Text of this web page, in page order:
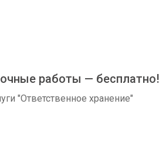
работы — бесплатно!
"Ответственное хранение"